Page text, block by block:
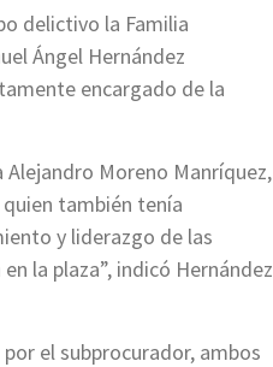
delictivo la Familia
Ángel Hernández
encargado de la
Moreno Manríquez,
quien también tenía
y liderazgo de las
la plaza”, indicó Hernández
el subprocurador, ambos